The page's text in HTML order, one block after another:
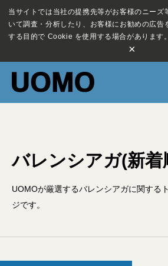
当サイトでは当社の提携先等がお客様のニーズ
いて調査・分析したり、お客様にお勧めの広告
する目的で Cookie を使用する場合があります。
×
バレンシアガ(新着
UOMOが厳選するバレンシアガに関する
ジです。